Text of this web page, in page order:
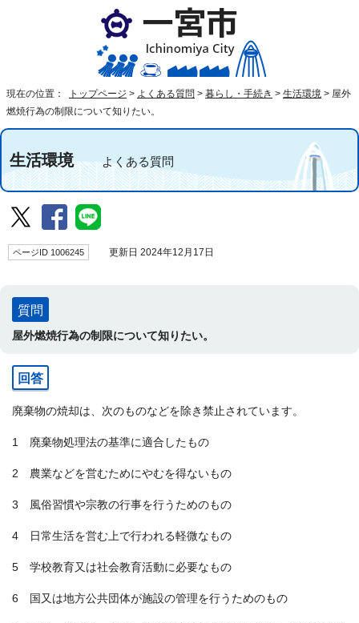
現在の位置： トップページ > よくある質問 > 暮らし・手続き > 生活環境 > 屋外
燃焼行為の制限について知りたい。
生活環境よくある質問
ページID 1006245 更新日 2024年12月17日
質問
屋外燃焼行為の制限について知りたい。
回答
廃棄物の焼却は、次のものなどを除き禁止されています。
1 廃棄物処理法の基準に適合したもの
2 農業などを営むためにやむを得ないもの
3 風俗習慣や宗教の行事を行うためのもの
4 日常生活を営む上で行われる軽微なもの
5 学校教育又は社会教育活動に必要なもの
6 国又は地方公共団体が施設の管理を行うためのもの